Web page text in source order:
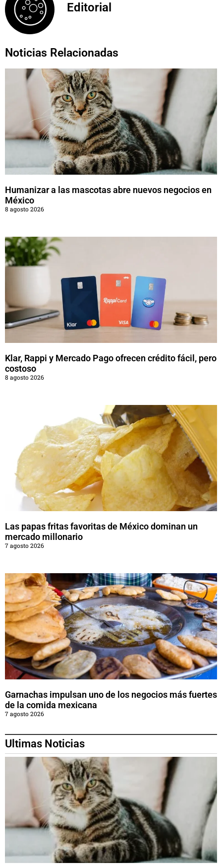
Editorial
Noticias Relacionadas
Humanizar a las mascotas abre nuevos negocios en
México
8 agosto 2026
Klar, Rappi y Mercado Pago ofrecen crédito fácil, pero
costoso
8 agosto 2026
Las papas fritas favoritas de México dominan un
mercado millonario
7 agosto 2026
Garnachas impulsan uno de los negocios más fuertes
de la comida mexicana
7 agosto 2026
Ultimas Noticias